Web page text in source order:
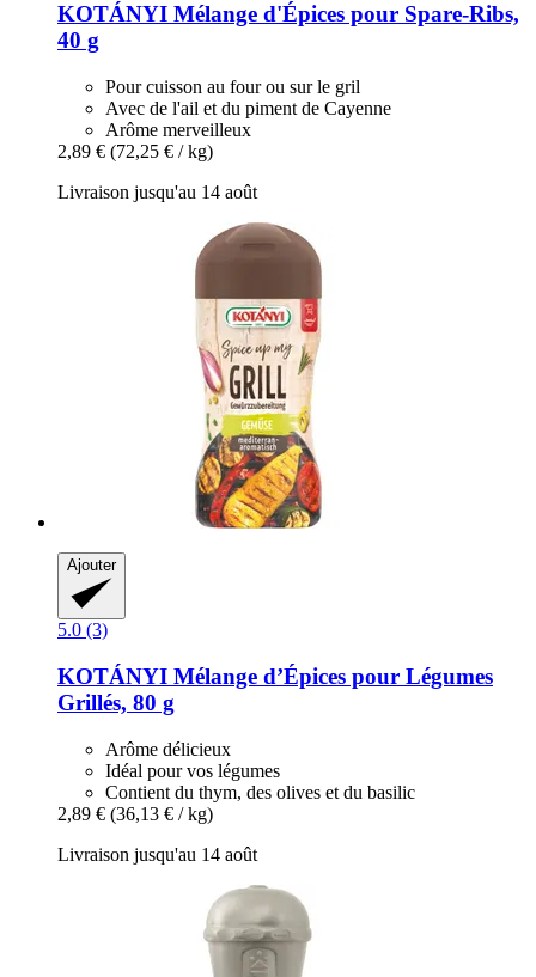
KOTÁNYI Mélange d'Épices pour Spare-​Ribs,
40 g
Pour cuisson au four ou sur le gril
Avec de l'ail et du piment de Cayenne
Arôme merveilleux
2,89 € (72,25 € / kg)
Livraison jusqu'au 14 août
Ajouter
5.0 (3)
KOTÁNYI Mélange d’Épices pour Légumes
Grillés, 80 g
Arôme délicieux
Idéal pour vos légumes
Contient du thym, des olives et du basilic
2,89 € (36,13 € / kg)
Livraison jusqu'au 14 août